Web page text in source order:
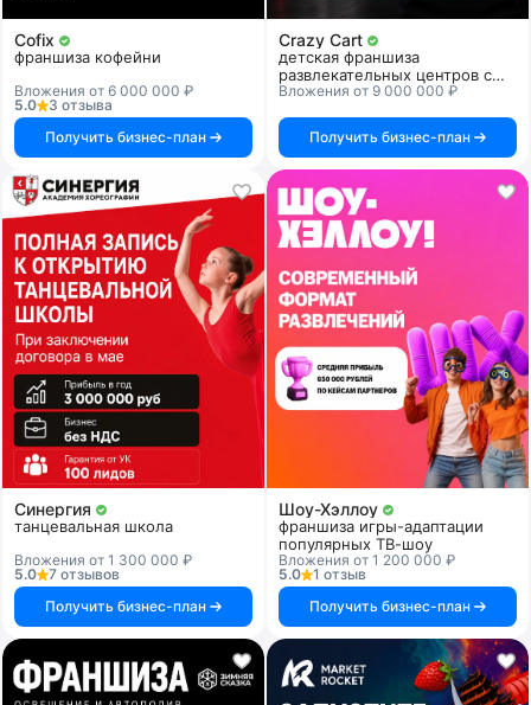
Cofix
франшиза кофейни
Вложения от 6 000 000 ₽
5.0
3 отзыва
Получить бизнес-план
Crazy Cart
детская франшиза
развлекательных центров с
дрифт-картингом
Вложения от 9 000 000 ₽
Получить бизнес-план
Синергия
танцевальная школа
Вложения от 1 300 000 ₽
5.0
7 отзывов
Получить бизнес-план
Шоу-Хэллоу
франшиза игры-адаптации
популярных ТВ-шоу
Вложения от 1 200 000 ₽
5.0
1 отзыв
Получить бизнес-план